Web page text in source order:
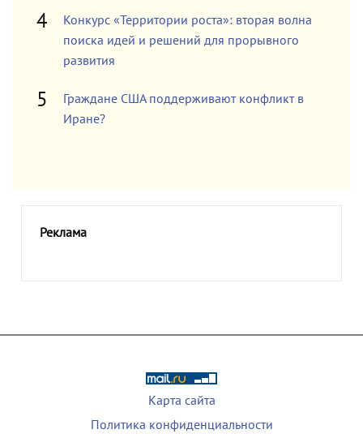
Конкурс «Территории роста»: вторая волна
поиска идей и решений для прорывного
развития
Граждане США поддерживают конфликт в
Иране?
Реклама
Карта сайта
Политика конфиденциальности